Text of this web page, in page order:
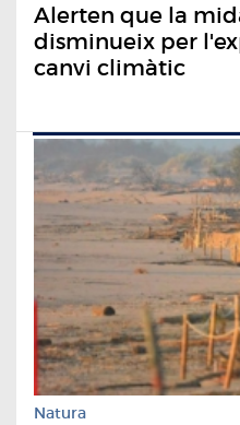
Alerten que la
disminueix per
canvi climàtic
Natura